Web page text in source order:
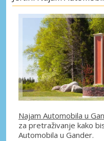
Najam Automobila u
za pretraživanje kako
Automobila u Gander.